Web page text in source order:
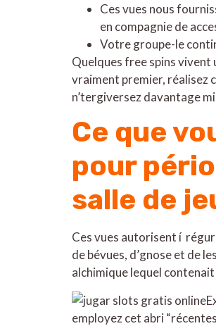
Ces vues nous
en compagnie de
Votre groupe-le
Quelques free spins vivent
vraiment premier, réalisez
n’tergiversez davantage
Ce que
pour
salle de
Ces vues autorisent í
de bévues, d’gnose et de
alchimique lequel
employez cet abri